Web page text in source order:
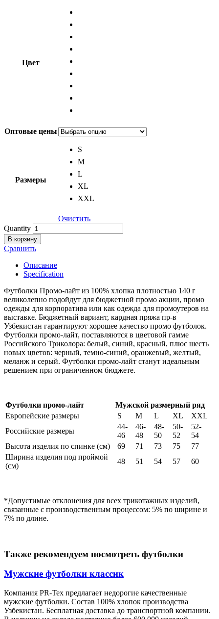
Цвет
Оптовые цены
Размеры
S
M
L
XL
XXL
Очистить
Quantity
В корзину
Сравнить
Описание
Specification
Футболки Промо-лайт из 100% хлопка плотностью 140 г
великолепно подойдут для бюджетной промо акции, промо
одежды для корпоратива или как одежда для промоутеров на
выставке. Бюджетный вариант, кардная пряжа пр-в
Узбекистан гарантируют хорошее качество промо футболок.
Футболки промо-лайт, поставляются в цветовой гамме
Российского Триколора: белый, синий, красный, плюс шесть
новых цветов: черный, темно-синий, оранжевый, желтый,
меланж и серый. Футболки промо-лайт станут идеальным
решением при ограниченном бюджете.
Футболки промо-лайт
Мужской размерный ряд
Европейские размеры
S M L XL
XXL
Российские размеры
44-
46
46-
48
48-
50
50-
52
52-
54
Высота изделия по спинке (см)
69 71 73 75
77
Ширина изделия под проймой
(см)
48 51 54 57 60
*Допустимые отклонения для всех трикотажных изделий,
связанные с производственным процессом: 5% по ширине и
7% по длине.
Также рекомендуем посмотреть футболки
Мужские футболки классик
Компания PR-Tex предлагает недорогие качественные
мужские футболки. Состав 100% хлопок производства
Узбекистан. Бесплатная доставка до транспортной компании.